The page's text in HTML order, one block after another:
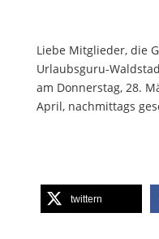
Liebe Mitglieder, die
Urlaubsguru-
am Donnerstag, 28.
April, nachmittags
twittern